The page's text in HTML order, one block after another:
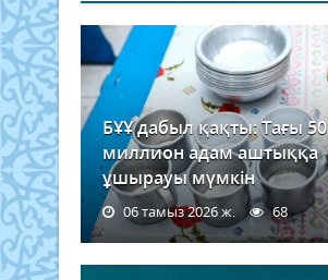
БҰҰ дабыл қақты: Тағы 50
миллион адам аштыққа
ұшырауы мүмкін
06 тамыз 2026 ж. 68